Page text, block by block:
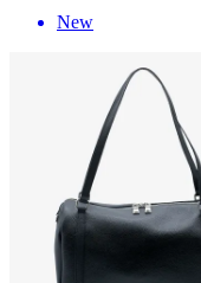
New